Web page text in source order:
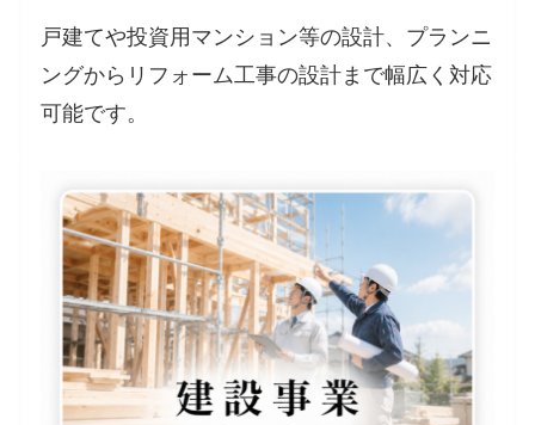
戸建てや投資用マンション等の設計、プランニ
ングからリフォーム工事の設計まで幅広く対応
可能です。